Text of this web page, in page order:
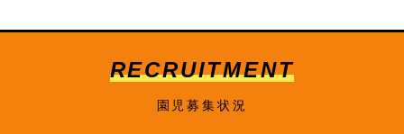
RECRUITMENT
園児募集状況